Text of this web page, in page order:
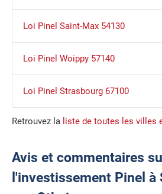
Loi Pinel Saint-Max 54130
Loi Pinel Woippy 57140
Loi Pinel Strasbourg 67100
Retrouvez la liste de toutes les villes
Avis et commentaires
l'investissement Pinel à